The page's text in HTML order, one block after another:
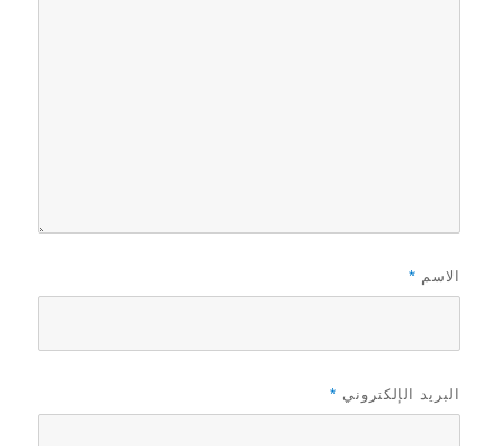
الاسم *
البريد الإلكتروني *